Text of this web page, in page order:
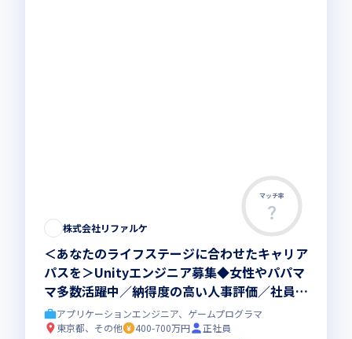
マッチ率
株式会社リファルケ
＜あなたのライフステージに合わせたキャリア
パスを＞Unityエンジニア募集◆女性やパパマ
マ多数活躍中／納得度の高い人事評価／社員が
中心の案件営業／年休130日／エンジニア定着
率97%
アプリケーションエンジニア、ゲームプログラマ
東京都、その他
400-700万円
正社員